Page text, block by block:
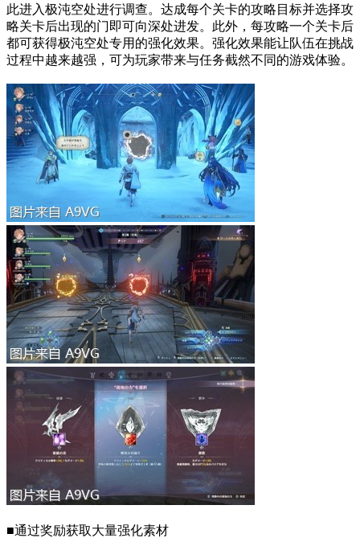
此进入极沌空处进行调查。达成每个关卡的攻略目标并选择攻
略关卡后出现的门即可向深处进发。此外，每攻略一个关卡后
都可获得极沌空处专用的强化效果。强化效果能让队伍在挑战
过程中越来越强，可为玩家带来与任务截然不同的游戏体验。
■通过奖励获取大量强化素材